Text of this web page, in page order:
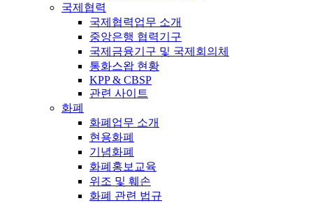
국제협력
국제협력업무 소개
중앙은행 협력기구
국제금융기구 및 국제회의체
통화스왑 현황
KPP & CBSP
관련 사이트
화폐
화폐업무 소개
현용화폐
기념화폐
화폐홍보교육
위조 및 훼손
화폐 관련 법규